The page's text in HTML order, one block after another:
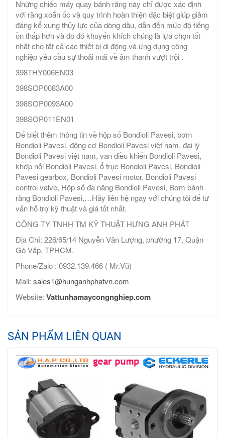
Những chiếc máy quay bánh răng này chỉ được xác định
với răng xoắn ốc và quy trình hoàn thiện đặc biệt giúp giảm
đáng kể xung thủy lực của dòng dầu, dẫn đến mức độ tiếng
ồn thấp hơn và do đó khuyến khích chúng là lựa chọn tốt
nhất cho tất cả các thiết bị di động và ứng dụng công
nghiệp yêu cầu sự thoải mái về âm thanh vượt trội .
398THY006EN03
398SOP0083A00
398SOP0093A00
398SOP011EN01
Để biết thêm thông tin về hộp số Bondioli Pavesi, bơm
Bondioli Pavesi, động cơ Bondioli Pavesi việt nam, đại lý
Bondioli Pavesi việt nam, van điều khiển Bondioli Pavesi,
khớp nối Bondioli Pavesi, ổ trục Bondioli Pavesi, Bondioli
Pavesi gearbox, Bondioli Pavesi motor, Bondioli Pavesi
control valve, Hộp số đa năng Bondioli Pavesi, Bơm bánh
răng Bondioli Pavesi,…Hãy liên hệ ngay với chúng tôi để tư
vấn hỗ trợ kỹ thuật và giá tốt nhất.
CÔNG TY TNHH TM KỸ THUẬT HƯNG ANH PHÁT
Địa Chỉ: 226/65/14 Nguyễn Văn Lượng, phường 17, Quận
Gò Vấp, TPHCM.
Phone/Zalo : 0932.139.466 ( Mr.Vũ)
Mail: sales1@hunganhphatvn.com
Website: Vattunhamaycongnghiep.com
SẢN PHẨM LIÊN QUAN